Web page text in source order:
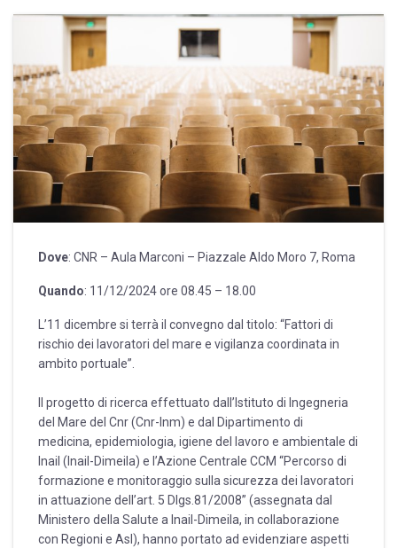
Dove: CNR – Aula Marconi – Piazzale Aldo Moro 7, Roma
Quando: 11/12/2024 ore 08.45 – 18.00
L’11 dicembre si terrà il convegno dal titolo: “Fattori di
rischio dei lavoratori del mare e vigilanza coordinata in
ambito portuale”.
Il progetto di ricerca effettuato dall’Istituto di Ingegneria
del Mare del Cnr (Cnr-Inm) e dal Dipartimento di
medicina, epidemiologia, igiene del lavoro e ambientale di
Inail (Inail-Dimeila) e l’Azione Centrale CCM “Percorso di
formazione e monitoraggio sulla sicurezza dei lavoratori
in attuazione dell’art. 5 Dlgs.81/2008” (assegnata dal
Ministero della Salute a Inail-Dimeila, in collaborazione
con Regioni e Asl), hanno portato ad evidenziare aspetti